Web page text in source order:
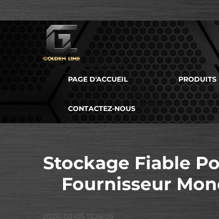
PAGE D'ACCUEIL PRODUITS
CONTACTEZ-NOUS
Stockage Fiable
Fournisseur
2026-02-05 13:26:05